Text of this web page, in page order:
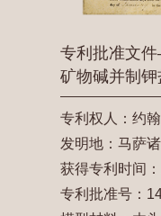
专利批准文
矿物碱并制
专利权人：约翰
发明地：马萨
获得专利时间
专利批准号：